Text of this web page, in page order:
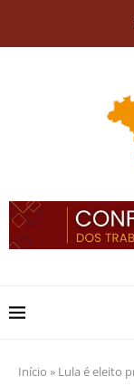
Início » Lula é eleito